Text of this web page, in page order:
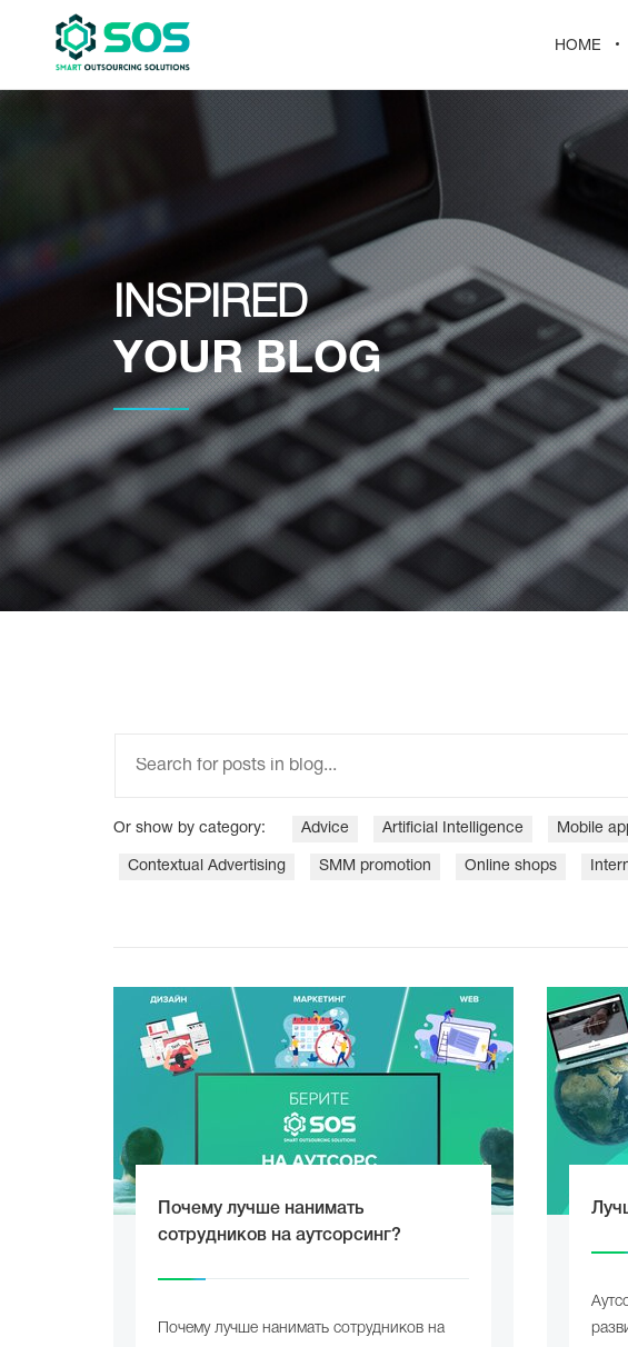
HOME
INSPIRED
YOUR BLOG
Or show by category: Adviсe Artificial Intelligence Mobile
Contextual Advertising SMM promotion Online shops
Почему лучше нанимать
сотрудников на аутсорсинг?
Почему лучше нанимать сотрудников на